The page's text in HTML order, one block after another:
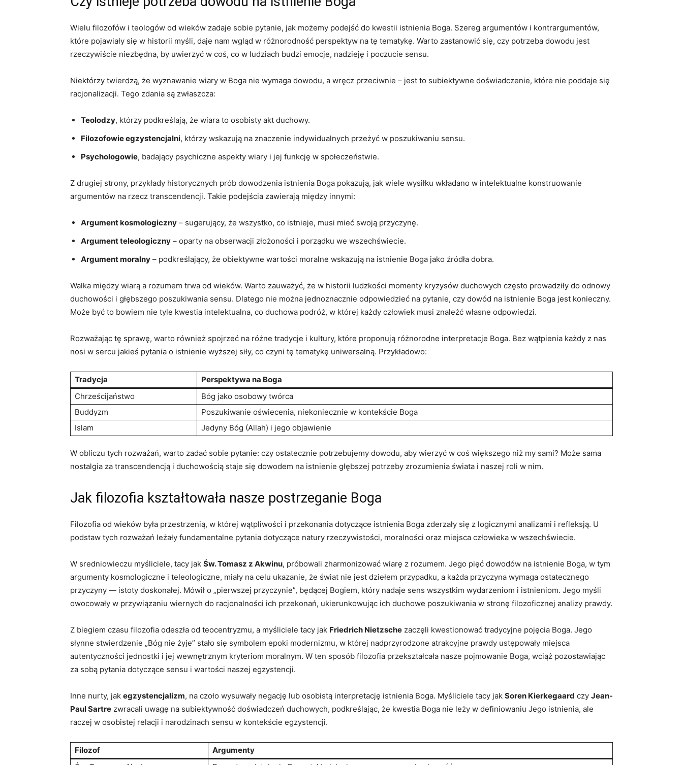
Wielu filozofów i teologów ⁤od wieków zadaje sobie pytanie, jak możemy podejść do kwestii istnienia Boga. Szereg argumentów i kontrargumentów,
które pojawiały się w historii myśli, daje nam wgląd w różnorodność ​perspektyw na⁢ tę tematykę. Warto zastanowić się, czy potrzeba dowodu jest
rzeczywiście niezbędna, by ‌uwierzyć w coś,‌ co w ludziach budzi emocje, ⁤nadzieję ⁤i poczucie sensu.
Niektórzy twierdzą, że wyznawanie ‌wiary‌ w Boga nie wymaga dowodu,​ a ​wręcz przeciwnie – jest to subiektywne doświadczenie, które nie poddaje się
racjonalizacji. Tego zdania są zwłaszcza:
Teolodzy, którzy podkreślają, że wiara to osobisty akt duchowy.
Filozofowie egzystencjalni, którzy wskazują na znaczenie indywidualnych przeżyć w ​poszukiwaniu sensu.
Psychologowie, badający psychiczne​ aspekty wiary i​ jej funkcję⁤ w społeczeństwie.
Z drugiej strony, przykłady historycznych prób dowodzenia istnienia Boga pokazują, jak wiele⁣ wysiłku⁢ wkładano w intelektualne konstruowanie‌
argumentów na rzecz transcendencji. Takie ⁤podejścia zawierają‌ między innymi:
Argument kosmologiczny – sugerujący, że wszystko, co istnieje, musi mieć swoją przyczynę.
Argument teleologiczny – oparty ⁣na ​obserwacji⁤ złożoności i porządku we wszechświecie.
Argument moralny – podkreślający, że obiektywne wartości‌ moralne‍ wskazują na istnienie Boga‍ jako⁢ źródła dobra.
Walka ⁤między​ wiarą ⁣a ⁤rozumem ⁢trwa od wieków.​ Warto zauważyć,‍ że w ⁤historii ludzkości momenty kryzysów duchowych często⁤ prowadziły​ do odnowy
duchowości i⁣ głębszego poszukiwania sensu. Dlatego⁣ nie można jednoznacznie odpowiedzieć ​na pytanie, czy dowód na istnienie Boga ⁢jest konieczny.
Może być ⁤to bowiem⁢ nie tyle ⁣kwestia intelektualna, co duchowa podróż, w⁣ której każdy człowiek musi znaleźć własne odpowiedzi.
Rozważając tę sprawę, warto⁣ również‌ spojrzeć​ na różne tradycje i kultury, które proponują różnorodne interpretacje Boga.⁢ Bez wątpienia każdy z nas⁤
nosi ⁣w⁢ sercu jakieś pytania o‌ istnienie wyższej siły, co ‌czyni‌ tę tematykę ​uniwersalną. Przykładowo:
Tradycja
Perspektywa na Boga
Chrześcijaństwo
Bóg jako osobowy‍ twórca
Buddyzm
Poszukiwanie oświecenia, niekoniecznie⁣ w kontekście Boga
Islam
Jedyny ⁤Bóg (Allah) i jego objawienie
W obliczu tych rozważań, warto zadać sobie pytanie: czy ostatecznie potrzebujemy dowodu, aby wierzyć w coś ⁢większego niż my sami? Może sama
‌nostalgia za transcendencją​ i duchowością staje się dowodem na istnienie głębszej potrzeby zrozumienia świata ‌i naszej roli w nim.
Jak filozofia‍ kształtowała nasze postrzeganie Boga
Filozofia od wieków była przestrzenią, w której wątpliwości i przekonania dotyczące istnienia Boga⁤ zderzały się z logicznymi analizami i⁤ refleksją. ‍U⁤
podstaw tych rozważań leżały fundamentalne pytania dotyczące natury rzeczywistości, moralności oraz miejsca człowieka⁣ w wszechświecie.
W sredniowieczu myśliciele, tacy jak Św. Tomasz⁤ z Akwinu, próbowali‌ zharmonizować wiarę z rozumem.‌ Jego pięć dowodów na istnienie Boga, w tym
argumenty ⁢kosmologiczne i teleologiczne, miały ⁤na celu ukazanie,⁤ że świat nie jest‌ dziełem przypadku, a każda​ przyczyna wymaga ostatecznego
przyczyny​ — istoty doskonałej.‍ Mówił o „pierwszej przyczynie”, będącej Bogiem, który nadaje sens wszystkim wydarzeniom i istnieniom. ​Jego myśli
owocowały w przywiązaniu wiernych do racjonalności ich przekonań, ​ukierunkowując ich duchowe poszukiwania⁤ w stronę filozoficznej ​analizy prawdy.
Z biegiem czasu filozofia odeszła ⁢od teocentryzmu, a myśliciele tacy‌ jak Friedrich Nietzsche zaczęli kwestionować tradycyjne pojęcia Boga. Jego
słynne stwierdzenie „Bóg nie żyje” stało się symbolem epoki modernizmu, w której nadprzyrodzone atrakcyjne prawdy ​ustępowały⁤ miejsca
autentyczności jednostki i jej wewnętrznym kryteriom moralnym. W ten sposób filozofia przekształcała nasze pojmowanie Boga, wciąż pozostawiając
‍za sobą‍ pytania dotyczące‍ sensu⁣ i wartości naszej egzystencji.
Inne nurty,‍ jak egzystencjalizm, na czoło wysuwały negację ​lub osobistą interpretację istnienia‍ Boga.⁤ Myśliciele tacy jak Soren​ Kierkegaard czy Jean-
Paul ​Sartre zwracali uwagę na subiektywność doświadczeń‍ duchowych, podkreślając, że kwestia Boga nie ​leży w ‌definiowaniu​ Jego istnienia, ale
‌raczej w osobistej relacji i narodzinach sensu w ⁤kontekście egzystencji.
Filozof
Argumenty